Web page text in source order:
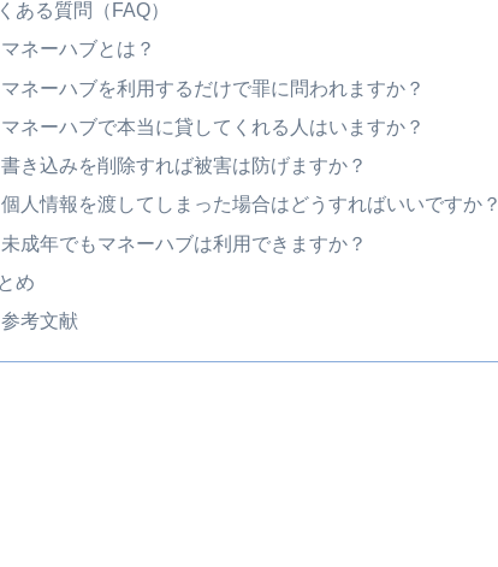
ある質問（FAQ）
マネーハブとは？
マネーハブを利用するだけで罪に問われますか？
マネーハブで本当に貸してくれる人はいますか？
書き込みを削除すれば被害は防げますか？
個人情報を渡してしまった場合はどうすればいいですか？
未成年でもマネーハブは利用できますか？
め
参考文献